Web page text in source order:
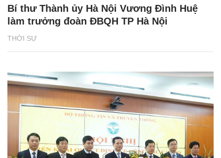
THỜI SỰ
Bí thư Thành ủy Hà Nội Vương Đình Huệ
làm trưởng đoàn ĐBQH TP Hà Nội